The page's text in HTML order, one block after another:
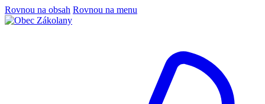
Rovnou na obsah Rovnou na menu